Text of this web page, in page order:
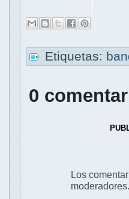
Etiquetas:
0
Los
moderadores.